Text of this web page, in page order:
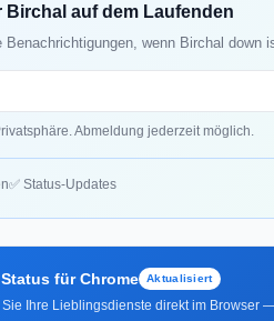
Birchal auf dem Laufenden
Benachrichtigungen, wenn Birchal down
Abmeldung jederzeit möglich.
✅ Status-Updates
für Chrome Aktualisiert
Ihre Lieblingsdienste direkt im Browser